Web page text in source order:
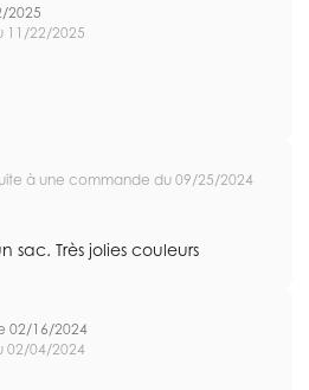
2025
11/22/2025
à une commande du 09/25/2024
sac. Très jolies couleurs
02/16/2024
02/04/2024